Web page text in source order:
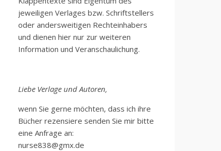
jeweiligen Verlages bzw. Schriftstellers
oder andersweitigen Rechteinhabers
und dienen hier nur zur weiteren
Information und Veranschaulichung.
Liebe Verlage und Autoren,
wenn Sie gerne möchten, dass ich ihre
Bücher rezensiere senden Sie mir bitte
eine Anfrage an:
nurse838@gmx.de